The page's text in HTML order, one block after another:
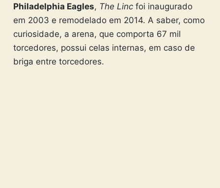
Philadelphia Eagles, The Lincfoi inaugurado
em 2003 e remodelado em 2014. A saber, como
curiosidade, a arena, que comporta 67 mil
torcedores, possui celas internas, em caso de
briga entre torcedores.